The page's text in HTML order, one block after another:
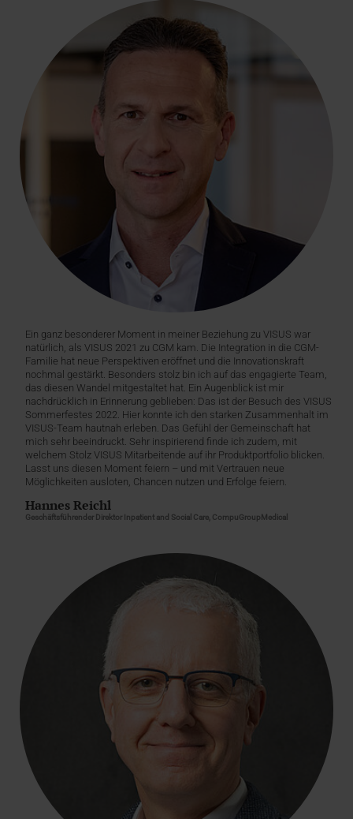
Ein ganz besonderer Moment in meiner Beziehung zu VISUS war
natürlich, als VISUS 2021 zu CGM kam. Die Integration in die CGM-
Familie hat neue Perspektiven eröffnet und die Innovationskraft
nochmal gestärkt. Besonders stolz bin ich auf das engagierte Team,
das diesen Wandel mitgestaltet hat. Ein Augenblick ist mir
nachdrücklich in Erinnerung geblieben: Das ist der Besuch des VISUS
Sommerfestes 2022. Hier konnte ich den starken Zusammenhalt im
VISUS-Team hautnah erleben. Das Gefühl der Gemeinschaft hat
mich sehr beeindruckt. Sehr inspirierend finde ich zudem, mit
welchem Stolz VISUS Mitarbeitende auf ihr Produktportfolio blicken.
Lasst uns diesen Moment feiern – und mit Vertrauen neue
Möglichkeiten ausloten, Chancen nutzen und Erfolge feiern.
Hannes Reichl
Geschäftsführender Direktor Inpatient and Social Care, CompuGroupMedical